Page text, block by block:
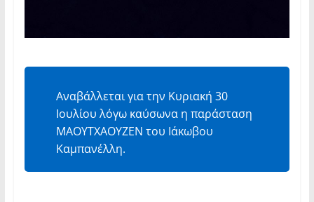
Αναβάλλεται για την Κυριακή 30
Ιουλίου λόγω καύσωνα η παράσταση
ΜΑΟΥΤΧΑΟΥΖΕΝ του Ιάκωβου
Καμπανέλλη.